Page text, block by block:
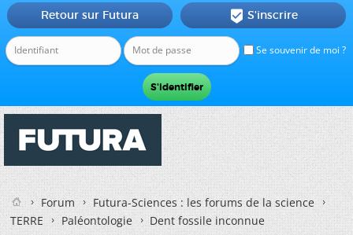
Se souvenir de moi ?
Retour sur Futura  S'inscrire
Forum
Futura-Sciences : les forums de la science
TERRE
Paléontologie Dent fossile inconnue